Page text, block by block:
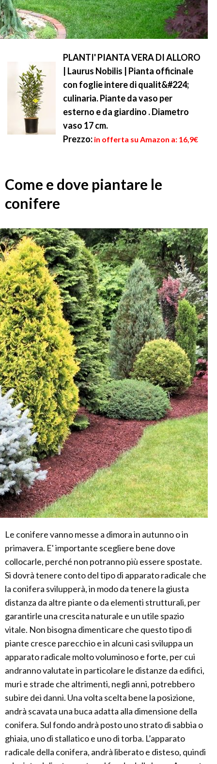
PLANTI' PIANTA VERA DI ALLORO
| Laurus Nobilis | Pianta officinale
con foglie intere di qualit&#224;
culinaria. Piante da vaso per
esterno e da giardino . Diametro
vaso 17 cm.
Prezzo: in offerta su Amazon a: 16,9€
Come e dove piantare le
conifere
Le conifere vanno messe a dimora in autunno o in
primavera. E' importante scegliere bene dove
collocarle, perché non potranno più essere spostate.
Si dovrà tenere conto del tipo di apparato radicale che
la conifera svilupperà, in modo da tenere la giusta
distanza da altre piante o da elementi strutturali, per
garantirle una crescita naturale e un utile spazio
vitale. Non bisogna dimenticare che questo tipo di
piante cresce parecchio e in alcuni casi sviluppa un
apparato radicale molto voluminoso e forte, per cui
andranno valutate in particolare le distanze da edifici,
muri e strade che altrimenti, negli anni, potrebbero
subire dei danni. Una volta scelta bene la posizione,
andrà scavata una buca adatta alla dimensione della
conifera. Sul fondo andrà posto uno strato di sabbia o
ghiaia, uno di stallatico e uno di torba. L’apparato
radicale della conifera, andrà liberato e disteso, quindi